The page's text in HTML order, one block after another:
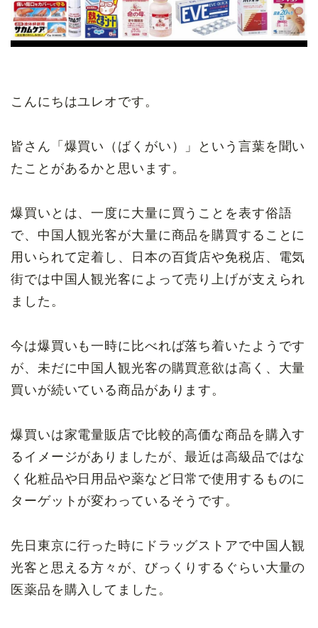
こんにちはユレオです。
皆さん「爆買い（ばくがい）」という言葉を聞い
たことがあるかと思います。
爆買いとは、一度に大量に買うことを表す俗語
で、中国人観光客が大量に商品を購買することに
用いられて定着し、日本の百貨店や免税店、電気
街では中国人観光客によって売り上げが支えられ
ました。
今は爆買いも一時に比べれば落ち着いたようです
が、未だに中国人観光客の購買意欲は高く、大量
買いが続いている商品があります。
爆買いは家電量販店で比較的高価な商品を購入す
るイメージがありましたが、最近は高級品ではな
く化粧品や日用品や薬など日常で使用するものに
ターゲットが変わっているそうです。
先日東京に行った時にドラッグストアで中国人観
光客と思える方々が、びっくりするぐらい大量の
医薬品を購入してました。